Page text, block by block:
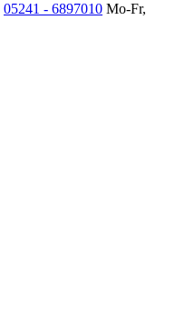
05241 - 6897010 Mo-Fr,